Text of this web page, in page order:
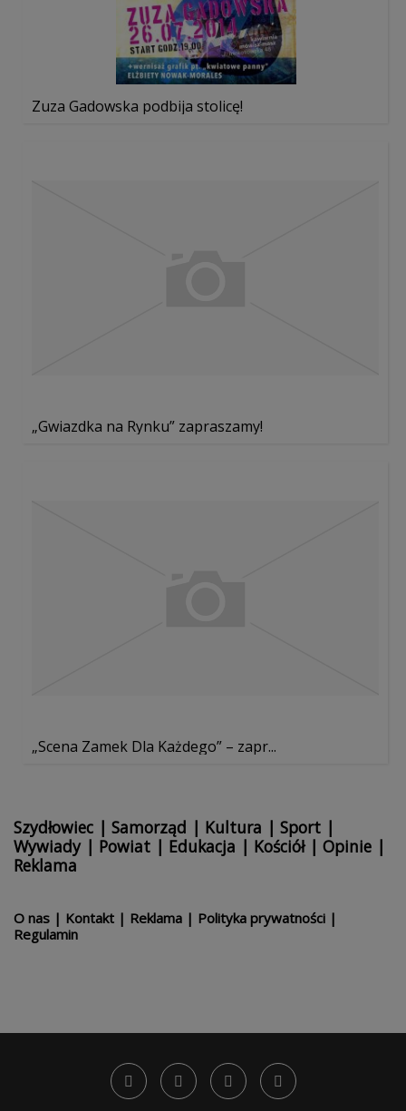
Zuza Gadowska podbija stolicę!
„Gwiazdka na Rynku” zapraszamy!
„Scena Zamek Dla Każdego” – zapr...
Szydłowiec | Samorząd | Kultura | Sport |
Wywiady| Powiat | Edukacja | Kościół| Opinie |
Reklama
O nas | Kontakt | Reklama | Polityka prywatności |
Regulamin